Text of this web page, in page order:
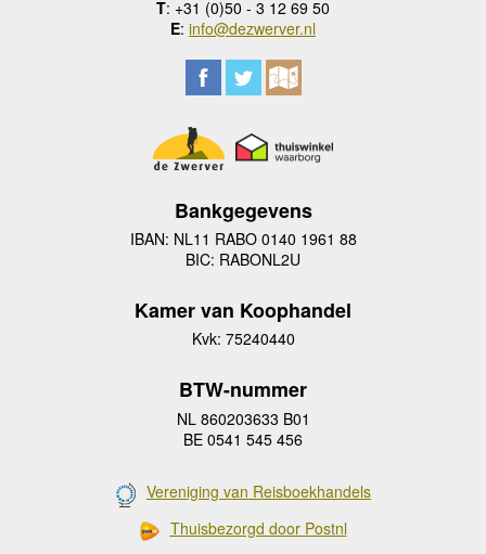
T: +31 (0)50 - 3 12 69 50
E: info@dezwerver.nl
Bankgegevens
IBAN: NL11 RABO 0140 1961 88
BIC: RABONL2U
Kamer van Koophandel
Kvk: 75240440
BTW-nummer
NL 860203633 B01
BE 0541 545 456
Vereniging van Reisboekhandels
Thuisbezorgd door Postnl